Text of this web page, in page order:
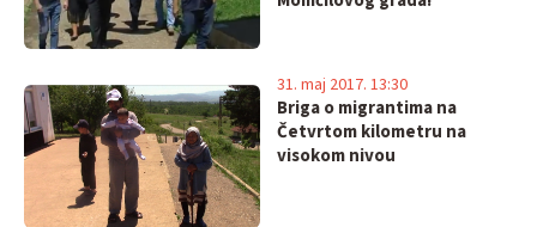
Briga o migrantima na
Četvrtom kilometru na
visokom nivou
31. maj 2017. 13:30